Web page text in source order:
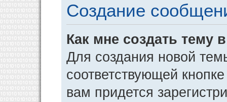
Создание
Как мне создать тему
Для создания новой
соответствующей
вам придется